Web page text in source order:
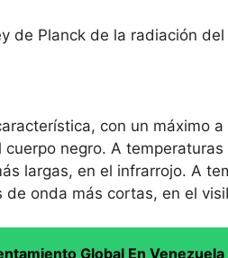
de Planck de la radiación
con un máximo
negro. A
largas, en el infrarrojo. A
onda más cortas, en el
Global En